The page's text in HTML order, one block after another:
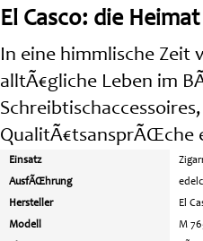
El Casco: die
In eine himmlische Zeit
alltÃ€gliche Leben im
Einsatz
AusfÃŒhrung
Hersteller
El
Modell
M